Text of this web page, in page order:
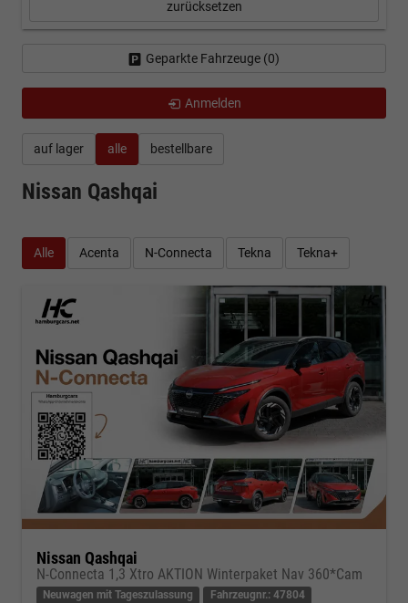
auf lager alle bestellbare
Nissan Qashqai
Alle Acenta N-Connecta Tekna Tekna+
Nissan Qashqai
N-Connecta 1,3 Xtro AKTION Winterpaket Nav 360*Cam
Neuwagen mit Tageszulassung Fahrzeugnr.: 47804
zurücksetzen
Geparkte Fahrzeuge (0)
Anmelden